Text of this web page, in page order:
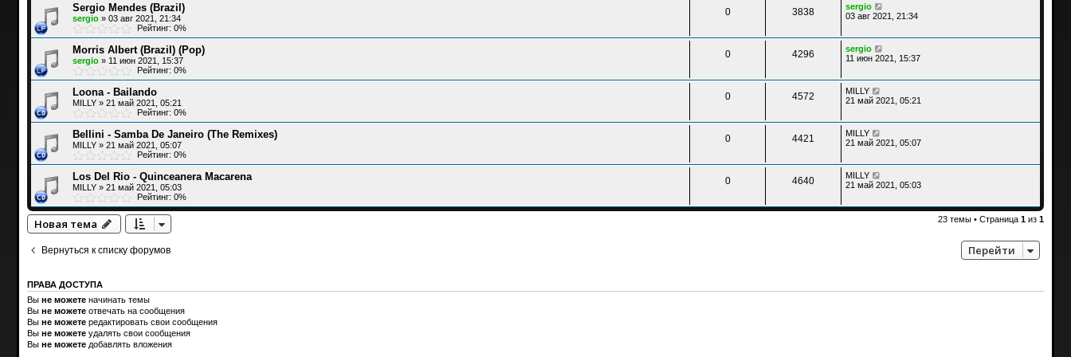
Sergio Mendes (Brazil)
sergio» 03 авг 2021, 21:34
Рейтинг: 0%
0 3838
sergio
03 авг 2021, 21:34
Morris Albert (Brazil) (Pop)
sergio» 11 июн 2021, 15:37
Рейтинг: 0%
0 4296
sergio
11 июн 2021, 15:37
Loona - Bailando
MILLY» 21 май 2021, 05:21
Рейтинг: 0%
0 4572
MILLY
21 май 2021, 05:21
Bellini - Samba De Janeiro (The Remixes)
MILLY» 21 май 2021, 05:07
Рейтинг: 0%
0 4421
MILLY
21 май 2021, 05:07
Los Del Rio - Quinceanera Macarena
MILLY» 21 май 2021, 05:03
Рейтинг: 0%
0 4640
MILLY
21 май 2021, 05:03
Новая тема 23 темы • Страница1 из1
Вернуться к списку форумов Перейти
ПРАВА ДОСТУПА
Вы не можетеначинать темы
Вы не можетеотвечать на сообщения
Вы не можетередактировать свои сообщения
Вы не можетеудалять свои сообщения
Вы не можетедобавлять вложения